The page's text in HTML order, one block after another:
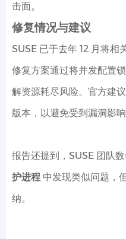
击面。
修复情况与建议
SUSE 已于去年 12 月将相
修复方案通过将并发配置
解资源耗尽风险。官方建
版本，以避免受到漏洞影响
报告还提到，SUSE 团队
护进程 中发现类似问题，
纳。